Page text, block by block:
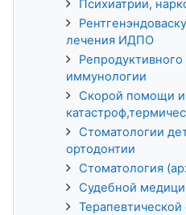
Психиатрии,
лечения ИДПО
иммунологии
Скорой помощи
Стоматологии
ортодонтии
Стоматология
Судебной
Терапевтической